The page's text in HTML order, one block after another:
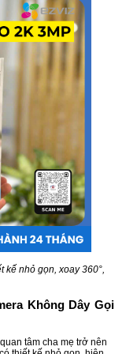
kế nhỏ gọn, xoay 360°,
Không Dây Gọi
tâm cha mẹ trở nên